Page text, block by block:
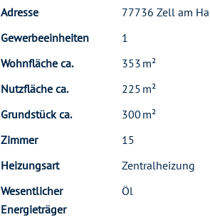
Adresse
77736 Zell am
Gewerbeeinheiten
1
Wohnfläche ca.
353 m²
Nutzfläche ca.
225 m²
Grund­stück ca.
300 m²
Zimmer
15
Heizungsart
Zentralheizung
Wesentlicher
Energieträger
Öl